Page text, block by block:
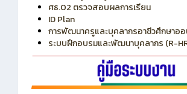
ศธ.02 ตรวจสอบผลการเรียน
ID Plan
การพัฒนาครูและบุคลากรอาชีวศึกษาอ
ระบบฝึกอบรมและพัฒนาบุคลากร (R-